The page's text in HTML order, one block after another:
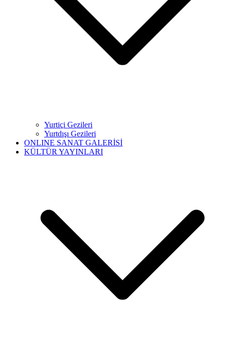
Yurtiçi Gezileri
Yurtdışı Gezileri
ONLINE SANAT GALERİSİ
KÜLTÜR YAYINLARI